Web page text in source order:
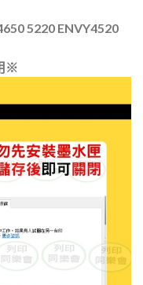
5220 ENVY4520
※